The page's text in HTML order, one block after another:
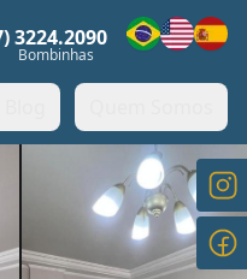
3224.2090
Bombinhas